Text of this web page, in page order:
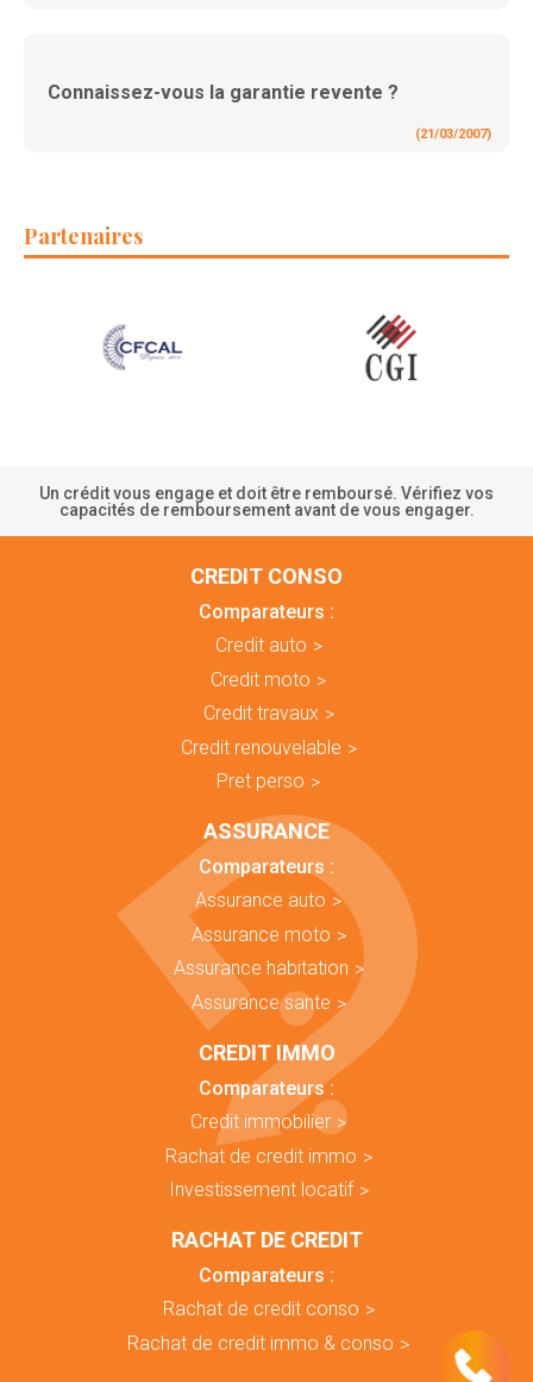
Connaissez-vous la garantie revente ?
(21/03/2007)
Partenaires
Un crédit vous engage et doit être remboursé. Vérifiez vos
capacités de remboursement avant de vous engager.
CREDIT CONSO
Comparateurs :
Credit auto
Credit moto
Credit travaux
Credit renouvelable
Pret perso
ASSURANCE
Comparateurs :
Assurance auto
Assurance moto
Assurance habitation
Assurance sante
CREDIT IMMO
Comparateurs :
Credit immobilier
Rachat de credit immo
Investissement locatif
RACHAT DE CREDIT
Comparateurs :
Rachat de credit conso
Rachat de credit immo & conso